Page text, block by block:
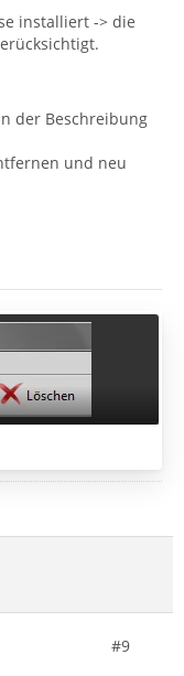
installiert -> die
der Beschreibung
und neu
#9